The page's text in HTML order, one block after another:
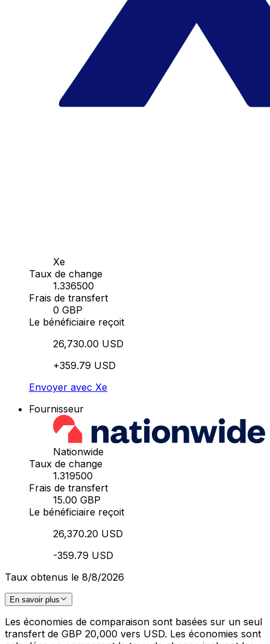
Xe
Taux de change
1.336500
Frais de transfert
0 GBP
Le bénéficiaire reçoit
26,730.00 USD
+359.79 USD
Envoyer avec Xe
Fournisseur
Nationwide
Taux de change
1.319500
Frais de transfert
15.00 GBP
Le bénéficiaire reçoit
26,370.20 USD
-359.79 USD
Taux obtenus le 8/8/2026
En savoir plus
Les économies de comparaison sont basées sur un seul
transfert de GBP 20,000 vers USD. Les économies sont